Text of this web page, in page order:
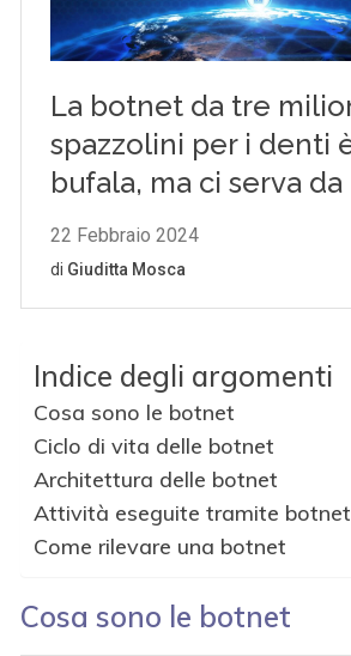
Indice degli argomenti
Cosa sono le botnet
Ciclo di vita delle botnet
Architettura delle botnet
Attività eseguite tramite botnet
Come rilevare una botnet
Cosa sono le botnet